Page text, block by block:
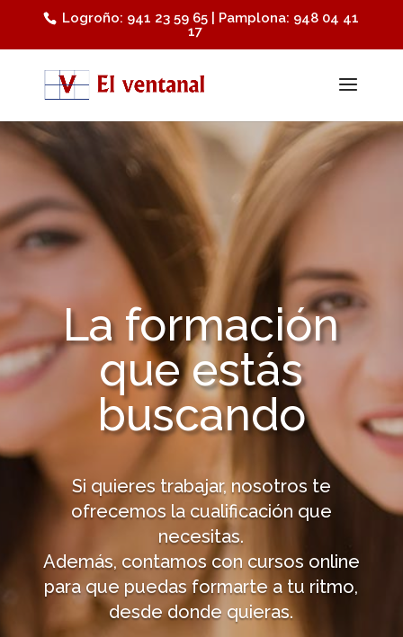
Logroño: 941 23 59 65 | Pamplona: 948 04 41
17
La formación
que estás
buscando
Si quieres trabajar, nosotros te
ofrecemos la cualificación que
necesitas.
Además, contamos con cursos online
para que puedas formarte a tu ritmo,
desde donde quieras.